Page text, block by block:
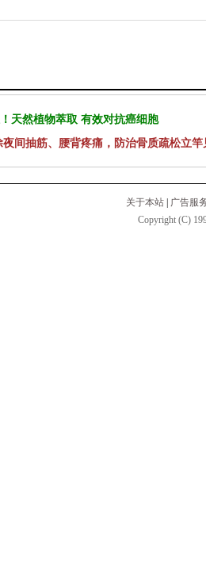
天然植物萃取 有效对抗癌细胞
间抽筋、腰背疼痛，防治骨质疏松立竿
关于本站
广告服
Copyright (C)